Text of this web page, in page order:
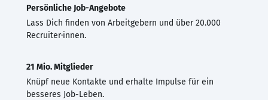
Persönliche Job-Angebote
Lass Dich finden von Arbeitgebern und über 20.000
Recruiter·innen.
21 Mio. Mitglieder
Knüpf neue Kontakte und erhalte Impulse für ein
besseres Job-Leben.